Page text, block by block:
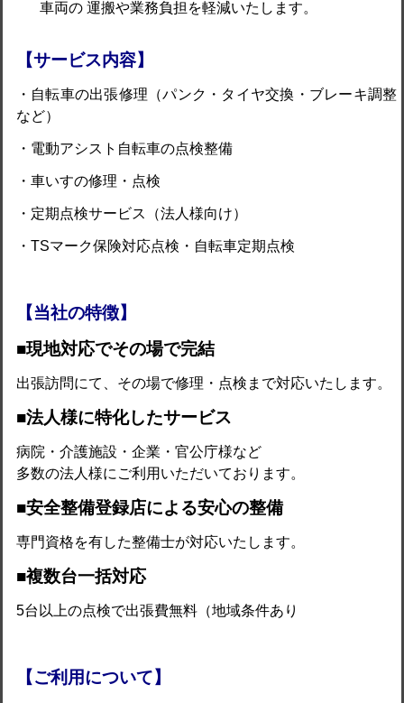
車両の 運搬や業務負担を軽減いたします。
【サービス内容】
・自転車の出張修理（パンク・タイヤ交換・ブレーキ調整
など）
・電動アシスト自転車の点検整備
・車いすの修理・点検
・定期点検サービス（法人様向け）
・TSマーク保険対応点検・自転車定期点検
【当社の特徴】
■現地対応でその場で完結
出張訪問にて、その場で修理・点検まで対応いたします。
■法人様に特化したサービス
病院・介護施設・企業・官公庁様など
多数の法人様にご利用いただいております。
■安全整備登録店による安心の整備
専門資格を有した整備士が対応いたします。
■複数台一括対応
5台以上の点検で出張費無料（地域条件あり
【ご利用について】